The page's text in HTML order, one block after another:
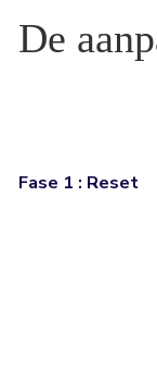
De
Fase 1 : Reset